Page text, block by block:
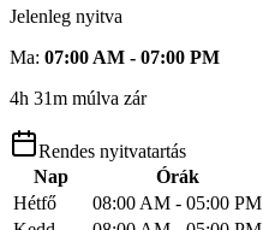
Jelenleg nyitva
Ma: 07:00 AM - 07:00 PM
4h 31m múlva zár
Rendes nyitvatartás
Nap
Órák
Hétfő
08:00 AM - 05:00 PM